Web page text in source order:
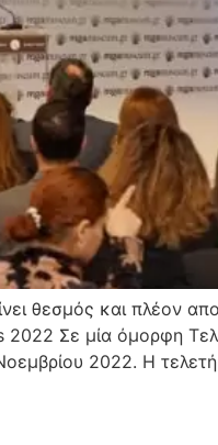
θεσμός και πλέον
Σε μία όμορφη
2022. Η